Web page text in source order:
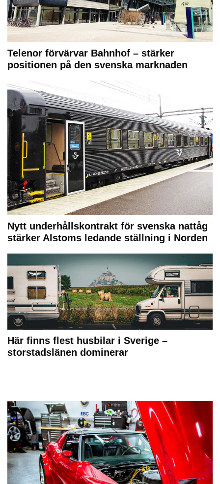
Telenor förvärvar Bahnhof – stärker
positionen på den svenska marknaden
Nytt underhållskontrakt för svenska nattåg
stärker Alstoms ledande ställning i Norden
Här finns flest husbilar i Sverige –
storstadslänen dominerar